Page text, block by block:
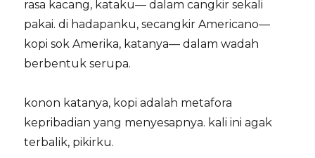
rasa kacang, kataku— dalam cangkir sekali
pakai. di hadapanku, secangkir Americano—
kopi sok Amerika, katanya— dalam wadah
berbentuk serupa.
konon katanya, kopi adalah metafora
kepribadian yang menyesapnya. kali ini agak
terbalik, pikirku.